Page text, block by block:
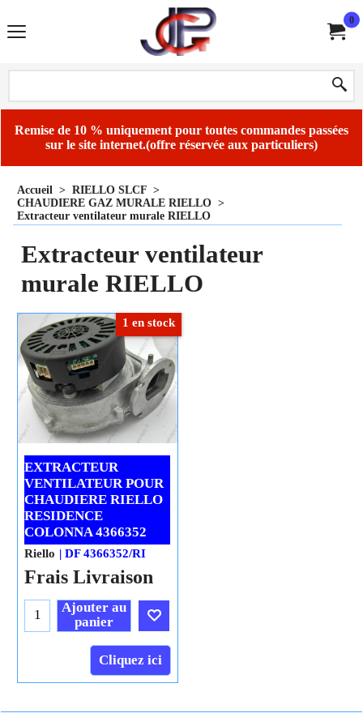
0
Remise de 10 % uniquement pour toutes commandes passées
sur le site internet.(offre réservée aux particuliers)
Accueil > RIELLO SLCF >
CHAUDIERE GAZ MURALE RIELLO >
Extracteur ventilateur murale RIELLO
Extracteur ventilateur
murale RIELLO
1 en stock
EXTRACTEUR
VENTILATEUR POUR
CHAUDIERE RIELLO
RESIDENCE
COLONNA 4366352
Frais Livraison
Riello DF 4366352/RI
Ajouter au
panier
Cliquez ici